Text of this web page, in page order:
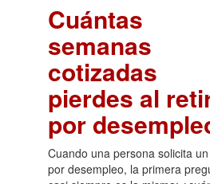
Cuántas
semanas
cotizadas
pierdes al
por
Cuando una persona solicita
por desempleo, la primera